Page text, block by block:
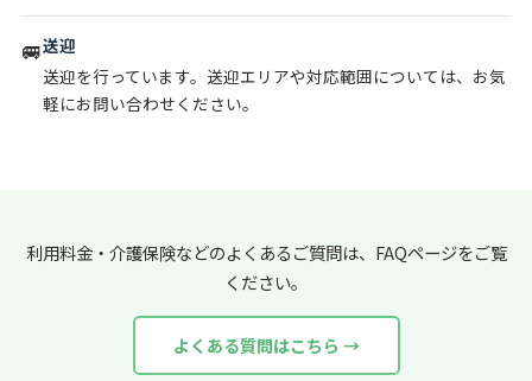
🚐送迎
送迎を行っています。送迎エリアや対応範囲については、お気
軽にお問い合わせください。
利用料金・介護保険などのよくあるご質問は、FAQページをご覧
ください。
よくある質問はこちら →